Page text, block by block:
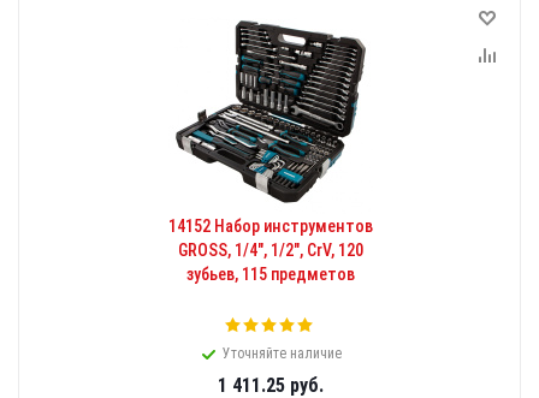
14152 Набор инструментов
GROSS, 1/4", 1/2", CrV, 120
зубьев, 115 предметов
Уточняйте наличие
1 411.25руб.